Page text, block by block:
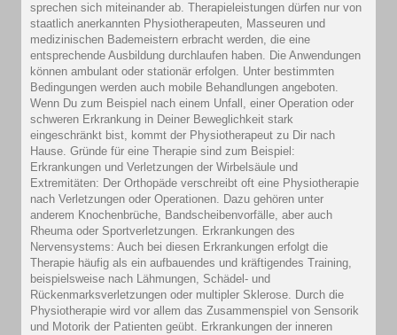
sprechen sich miteinander ab. Therapieleistungen dürfen nur von
staatlich anerkannten Physiotherapeuten, Masseuren und
medizinischen Bademeistern erbracht werden, die eine
entsprechende Ausbildung durchlaufen haben. Die Anwendungen
können ambulant oder stationär erfolgen. Unter bestimmten
Bedingungen werden auch mobile Behandlungen angeboten.
Wenn Du zum Beispiel nach einem Unfall, einer Operation oder
schweren Erkrankung in Deiner Beweglichkeit stark
eingeschränkt bist, kommt der Physiotherapeut zu Dir nach
Hause. Gründe für eine Therapie sind zum Beispiel:
Erkrankungen und Verletzungen der Wirbelsäule und
Extremitäten: Der Orthopäde verschreibt oft eine Physiotherapie
nach Verletzungen oder Operationen. Dazu gehören unter
anderem Knochenbrüche, Bandscheibenvorfälle, aber auch
Rheuma oder Sportverletzungen. Erkrankungen des
Nervensystems: Auch bei diesen Erkrankungen erfolgt die
Therapie häufig als ein aufbauendes und kräftigendes Training,
beispielsweise nach Lähmungen, Schädel- und
Rückenmarksverletzungen oder multipler Sklerose. Durch die
Physiotherapie wird vor allem das Zusammenspiel von Sensorik
und Motorik der Patienten geübt. Erkrankungen der inneren